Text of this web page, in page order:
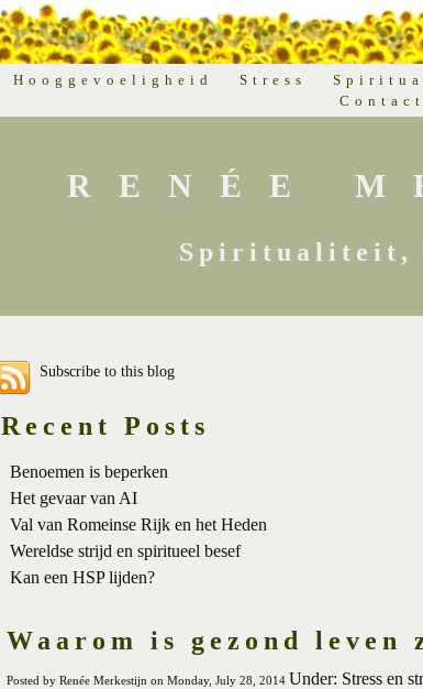
Hooggevoeligheid Stress
Contact
RENÉE
Spiritualiteit,
Subscribe to this blog
Recent Posts
Benoemen is beperken
Het gevaar van AI
Val van Romeinse Rijk en het Heden
Wereldse strijd en spiritueel besef
Kan een HSP lijden?
Waarom is gezond leven
Posted by Renée Merkestijn on Monday, July 28, 2014 Under: Stress en